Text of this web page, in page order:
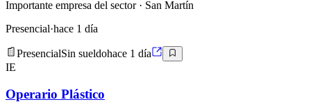
Importante empresa del sector· San Martín
Presencial·hace 1 día
PresencialSin sueldohace 1 día
IE
Operario Plástico